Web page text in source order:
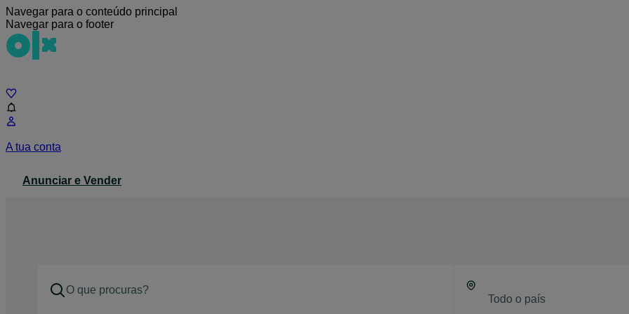
Navegar para o conteúdo principal
Navegar para o footer
A tua conta
Anunciar e Vender